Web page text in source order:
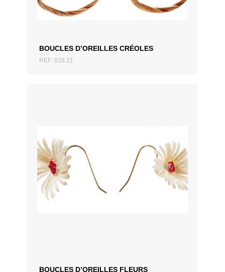
BOUCLES D’OREILLES CRÉOLES
REF: 028.21
BOUCLES D’OREILLES FLEURS